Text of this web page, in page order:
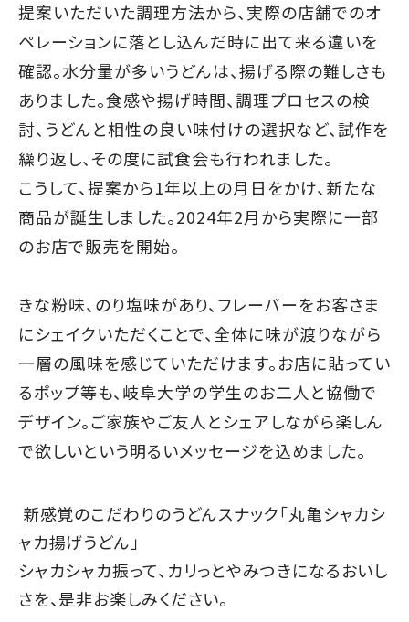
提案いただいた調理方法から、実際の店舗でのオ
ペレーションに落とし込んだ時に出て来る違いを
確認。水分量が多いうどんは、揚げる際の難しさも
ありました。食感や揚げ時間、調理プロセスの検
討、うどんと相性の良い味付けの選択など、試作を
繰り返し、その度に試食会も行われました。
こうして、提案から1年以上の月日をかけ、新たな
商品が誕生しました。2024年2月から実際に一部
のお店で販売を開始。
きな粉味、のり塩味があり、フレーバーをお客さま
にシェイクいただくことで、全体に味が渡りながら
一層の風味を感じていただけます。お店に貼ってい
るポップ等も、岐阜大学の学生のお二人と協働で
デザイン。ご家族やご友人とシェアしながら楽しん
で欲しいという明るいメッセージを込めました。
新感覚のこだわりのうどんスナック「丸亀シャカシ
ャカ揚げうどん」
シャカシャカ振って、カリっとやみつきになるおいし
さを、是非お楽しみください。